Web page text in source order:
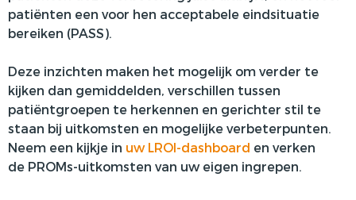
patiënten een voor hen acceptabele eindsituatie
bereiken (PASS).
Deze inzichten maken het mogelijk om verder te
kijken dan gemiddelden, verschillen tussen
patiëntgroepen te herkennen en gerichter stil te
staan bij uitkomsten en mogelijke verbeterpunten.
Neem een kijkje in uw LROI-dashboard en verken
de PROMs-uitkomsten van uw eigen ingrepen.